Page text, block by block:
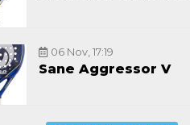
06 Nov, 17:19
Sane Aggressor V